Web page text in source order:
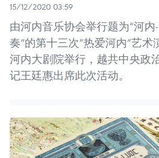
15/12/2020 03:59
由河内音乐协会举行题为“河
奏”的第十三次“热爱河内”艺术
河内大剧院举行，越共中央政
记王廷惠出席此次活动。